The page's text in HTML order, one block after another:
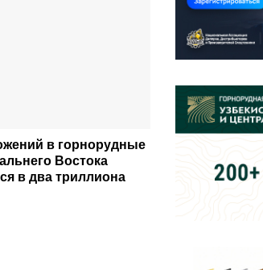
в горнорудные
Востока
в два триллиона